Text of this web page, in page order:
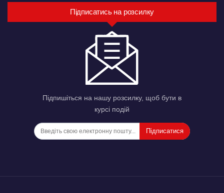
Підписатись на розсилку
Підпишіться на нашу розсилку, щоб бути в
курсі подій
Підписатися